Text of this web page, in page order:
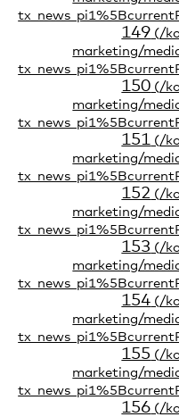
149
150
151
152
153
154
155
156